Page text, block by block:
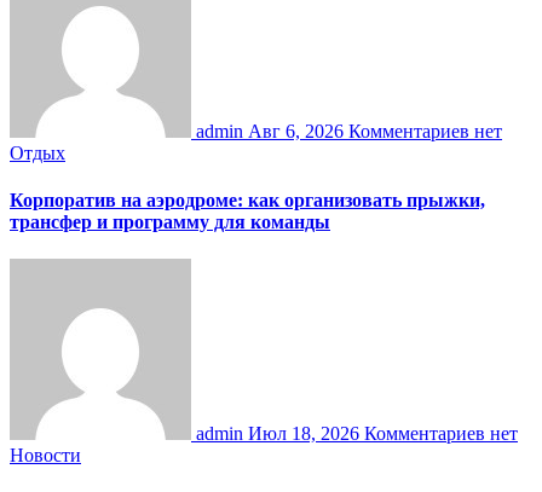
admin Авг 6, 2026 Комментариев нет
Отдых
Корпоратив на аэродроме: как организовать прыжки,
трансфер и программу для команды
admin Июл 18, 2026 Комментариев нет
Новости